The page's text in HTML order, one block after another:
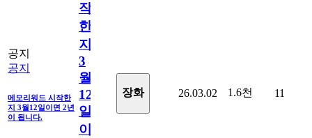
공지
공지
메모리워드 시작한
지 3월12일이면 2년
이 됩니다.
작
한
지
3
월
12
일
이
장화 26.03.02 1.6천 11